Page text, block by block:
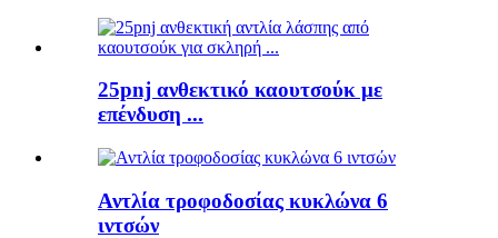
25pnj ανθεκτικό καουτσούκ με
επένδυση ...
Αντλία τροφοδοσίας κυκλώνα 6
ιντσών